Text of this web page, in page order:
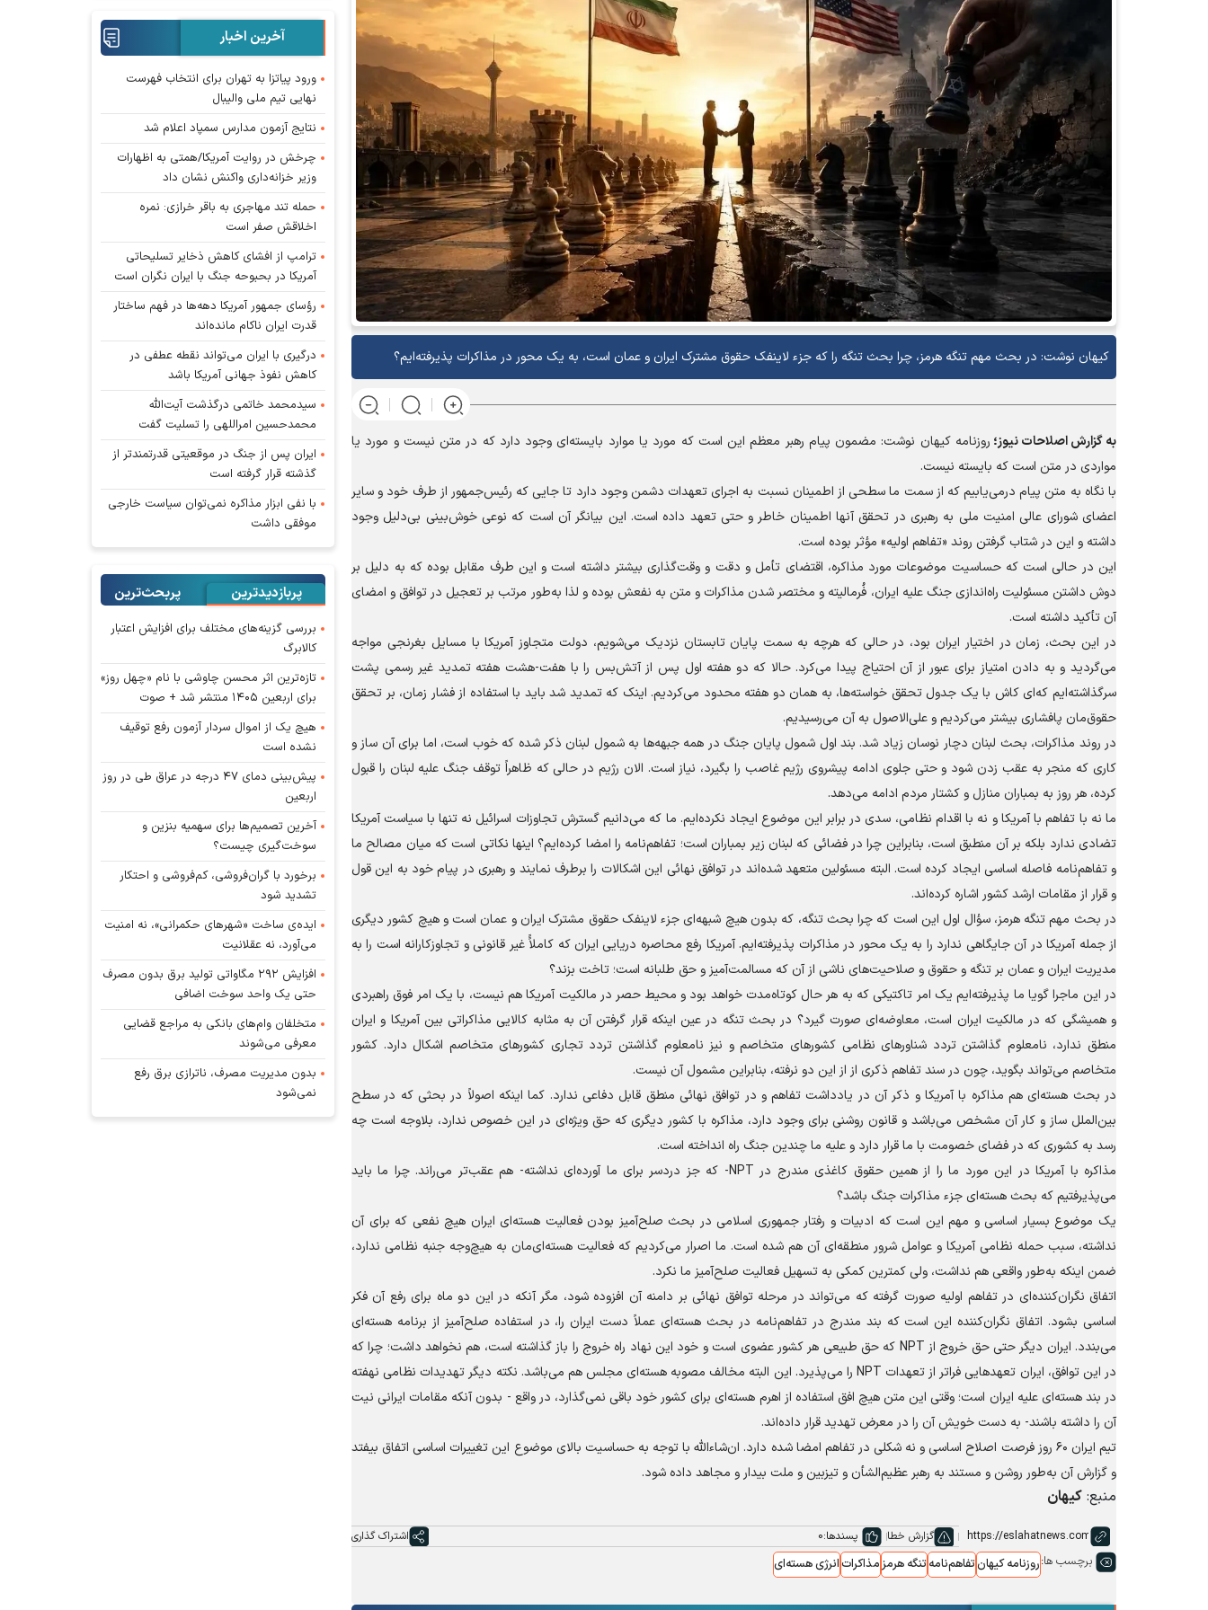
کیهان نوشت: در بحث مهم تنگه هرمز، چرا بحث تنگه را که جزء لاینفک حقوق مشترک ایران و عمان است، به یک محور در مذاکرات پذیرفته‌ایم؟
به گزارشاصلاحات نیوز؛ روزنامه کیهان نوشت: مضمون پیام رهبر معظم این است که مورد یا موارد بایسته‌ای وجود دارد که در متن نیست و مورد یا
مواردی در متن است که بایسته نیست.
با نگاه به متن پیام درمی‌یابیم که از سمت ما سطحی از اطمینان نسبت به اجرای تعهدات دشمن وجود دارد تا جایی که رئیس‌جمهور از طرف خود و سایر
اعضای شورای عالی امنیت ملی به رهبری در تحقق آنها اطمینان خاطر و حتی تعهد داده است. این بیانگر آن است که نوعی خوش‌بینی بی‌دلیل وجود
داشته و این در شتاب گرفتن روند «تفاهم اولیه» مؤثر بوده است.
این در حالی است که حساسیت موضوعات مورد مذاکره، اقتضای تأمل و دقت و وقت‌گذاری بیشتر داشته است و این طرف مقابل بوده که به دلیل بر
دوش داشتن مسئولیت راه‌اندازی جنگ علیه ایران، فُرمالیته و مختصر شدن مذاکرات و متن به نفعش بوده و لذا به‌طور مرتب بر تعجیل در توافق و امضای
آن تأکید داشته است.
در این بحث، زمان در اختیار ایران بود، در حالی که هرچه به سمت پایان تابستان نزدیک می‌شویم، دولت متجاوز آمریکا با مسایل بغرنجی مواجه
می‌گردید و به دادن امتیاز برای عبور از آن احتیاج پیدا می‌کرد. حالا که دو هفته اول پس از آتش‌بس را با هفت-هشت هفته تمدید غیر رسمی پشت
سرگذاشته‌ایم که‌ای کاش با یک جدول تحقق خواسته‌ها، به همان دو هفته محدود می‌کردیم. اینک که تمدید شد باید با استفاده از فشار زمان، بر تحقق
حقوق‌مان پافشاری بیشتر می‌کردیم و علی‌الاصول به آن می‌رسیدیم.
در روند مذاکرات، بحث لبنان دچار نوسان زیاد شد. بند اول شمول پایان جنگ در همه جبهه‌ها به شمول لبنان ذکر شده که خوب است، اما برای آن ساز و
کاری که منجر به عقب زدن شود و حتی جلوی ادامه پیشروی رژیم غاصب را بگیرد، نیاز است. الان رژیم در حالی که ظاهراً توقف جنگ علیه لبنان را قبول
کرده، هر روز به بمباران منازل و کشتار مردم ادامه می‌دهد.
ما نه با تفاهم با آمریکا و نه با اقدام نظامی، سدی در برابر این موضوع ایجاد نکرده‌ایم. ما که می‌دانیم گسترش تجاوزات اسرائیل نه تنها با سیاست آمریکا
تضادی ندارد بلکه بر آن منطبق است، بنابراین چرا در فضائی که لبنان زیر بمباران است؛ تفاهم‌نامه را امضا کرده‌ایم؟ اینها نکاتی است که میان مصالح ما
و تفاهم‌نامه فاصله اساسی ایجاد کرده است. البته مسئولین متعهد شده‌اند در توافق نهائی این اشکالات را برطرف نمایند و رهبری در پیام خود به این قول
و قرار از مقامات ارشد کشور اشاره کرده‌اند.
در بحث مهم تنگه هرمز، سؤال اول این است که چرا بحث تنگه، که بدون هیچ شبهه‌ای جزء لاینفک حقوق مشترک ایران و عمان است و هیچ کشور دیگری
از جمله آمریکا در آن جایگاهی ندارد را به یک محور در مذاکرات پذیرفته‌ایم. آمریکا رفع محاصره دریایی ایران که کاملاًً غیر قانونی و تجاوزکارانه است را به
مدیریت ایران و عمان بر تنگه و حقوق و صلاحیت‌های ناشی از آن که مسالمت‌آمیز و حق طلبانه است؛ تاخت بزند؟
در این ماجرا گویا ما پذیرفته‌ایم یک امر تاکتیکی که به هر حال کوتاه‌مدت خواهد بود و محیط حصر در مالکیت آمریکا هم نیست، با یک امر فوق راهبردی
و همیشگی که در مالکیت ایران است، معاوضه‌ای صورت گیرد؟ در بحث تنگه در عین اینکه قرار گرفتن آن به مثابه کالایی مذاکراتی بین آمریکا و ایران
منطق ندارد، نامعلوم گذاشتن تردد شناور‌های نظامی کشور‌های متخاصم و نیز نامعلوم گذاشتن تردد تجاری کشور‌های متخاصم اشکال دارد. کشور
متخاصم می‌تواند بگوید، چون در سند تفاهم ذکری از از این دو نرفته، بنابراین مشمول آن نیست.
در بحث هسته‌ای هم مذاکره با آمریکا و ذکر آن در یادداشت تفاهم و در توافق نهائی منطق قابل دفاعی ندارد. کما اینکه اصولاً در بحثی که در سطح
بین‌الملل ساز و کار آن مشخص می‌باشد و قانون روشنی برای وجود دارد، مذاکره با کشور دیگری که حق ویژه‌ای در این خصوص ندارد، بلاوجه است چه
رسد به کشوری که در فضای خصومت با ما قرار دارد و علیه ما چندین جنگ راه انداخته است.
مذاکره با آمریکا در این مورد ما را از همین حقوق کاغذی مندرج در NPT- که جز دردسر برای ما آورده‌ای نداشته- هم عقب‌تر می‌راند. چرا ما باید
می‌پذیرفتیم که بحث هسته‌ای جزء مذاکرات جنگ باشد؟
یک موضوع بسیار اساسی و مهم این است که ادبیات و رفتار جمهوری اسلامی در بحث صلح‌آمیز بودن فعالیت هسته‌ای ایران هیچ نفعی که برای آن
نداشته، سبب حمله نظامی آمریکا و عوامل شرور منطقه‌ای آن هم شده است. ما اصرار می‌کردیم که فعالیت هسته‌ای‌مان به هیچ‌وجه جنبه نظامی ندارد،
ضمن اینکه به‌طور واقعی هم نداشت، ولی کمترین کمکی به تسهیل فعالیت صلح‌آمیز ما نکرد.
اتفاق نگران‌کننده‌ای در تفاهم اولیه صورت گرفته که می‌تواند در مرحله توافق نهائی بر دامنه آن افزوده شود، مگر آنکه در این دو ماه برای رفع آن فکر
اساسی بشود. اتفاق نگران‌کننده این است که بند مندرج در تفاهم‌نامه در بحث هسته‌ای عملاً دست ایران را، در استفاده صلح‌آمیز از برنامه هسته‌ای
می‌بندد. ایران دیگر حتی حق خروج از NPT که حق طبیعی هر کشور عضوی است و خود این نهاد راه خروج را باز گذاشته است، هم نخواهد داشت؛ چرا که
در این توافق، ایران تعهد‌هایی فراتر از تعهدات NPT را می‌پذیرد. این البته مخالف مصوبه هسته‌ای مجلس هم می‌باشد. نکته دیگر تهدیدات نظامی نهفته
در بند هسته‌ای علیه ایران است؛ وقتی این متن هیچ افق استفاده از اهرم هسته‌ای برای کشور خود باقی نمی‌گذارد، در واقع - بدون آنکه مقامات ایرانی نیت
آن را داشته باشند- به دست خویش آن را در معرض تهدید قرار داده‌اند.
تیم ایران ۶۰ روز فرصت اصلاح اساسی و نه شکلی در تفاهم امضا شده دارد. ان‌شاءالله با توجه به حساسیت بالای موضوع این تغییرات اساسی اتفاق بیفتد
و گزارش آن به‌طور روشن و مستند به رهبر عظیم‌الشأن و تیزبین و ملت بیدار و مجاهد داده شود.
منبع: کیهان
گزارش خطا پسندها:0 اشتراک گذاری
برچسب ها:روزنامه کیهانتفاهم‌نامه تنگه هرمزمذاکراتانرژی هسته‌ای
آخرین اخبار
ورود پیاتزا به تهران برای انتخاب فهرست
نهایی تیم ملی والیبال
نتایج آزمون مدارس سمپاد اعلام شد
چرخش در روایت آمریکا/همتی به اظهارات
وزیر خزانه‌داری واکنش نشان داد
حمله تند مهاجری به باقر خرازی: نمره
اخلاقش صفر است
ترامپ از افشای کاهش ذخایر تسلیحاتی
آمریکا در بحبوحه جنگ با ایران نگران است
رؤسای جمهور آمریکا دهه‌ها در فهم ساختار
قدرت ایران ناکام مانده‌اند
درگیری با ایران می‌تواند نقطه عطفی در
کاهش نفوذ جهانی آمریکا باشد
سیدمحمد خاتمی درگذشت آیت‌الله
محمدحسین امراللهی را تسلیت گفت
ایران پس از جنگ در موقعیتی قدرتمندتر از
گذشته قرار گرفته است
با نفی ابزار مذاکره نمی‌توان سیاست خارجی
موفقی داشت
پربازدیدترین پربحث‌ترین‌
بررسی گزینه‌های مختلف برای افزایش اعتبار
کالابرگ
تازه‌ترین اثر محسن چاوشی با نام «چهل روز»
برای اربعین ۱۴۰۵ منتشر شد + صوت
هیچ یک از اموال سردار آزمون رفع توقیف
نشده است
پیش‌بینی دمای ۴۷ درجه در عراق طی در روز
اربعین
آخرین تصمیم‌ها برای سهمیه بنزین و
سوخت‌گیری چیست؟
برخورد با گران‌فروشی، کم‌فروشی و احتکار
تشدید شود
ایده‌ی ساخت «شهرهای حکمرانی»، نه امنیت
می‌آورد، نه عقلانیت
افزایش ۲۹۲ مگاواتی تولید برق بدون مصرف
حتی یک واحد سوخت اضافی
متخلفان وام‌های بانکی به مراجع قضایی
معرفی می‌شوند
بدون مدیریت مصرف، ناترازی برق رفع
نمی‌شود